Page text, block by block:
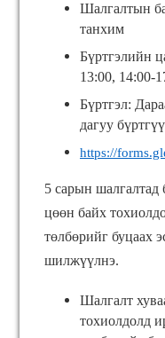
Шалгалтын
танхим
Бүртгэлийн
13:00, 14:00-
Бүртгэл:
дагуу
https://
5 сарын шалгалтад
цөөн байх
төлбөрийг буцаах
шилжүүлнэ.
Шалгалт
тохиолдолд